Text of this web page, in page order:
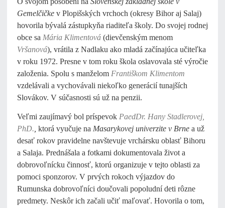
Gemelčičke v Plopišských vrchoch (okresy Bihor aj Salaj)
hovorila bývalá zástupkyňa riaditeľa školy. Do svojej rodnej
obce sa Mária Klimentová (dievčenským menom
Vršanová), vrátila z Nadlaku ako mladá začínajúca učiteľka
v roku 1972. Presne v tom roku škola oslavovala sté výročie
založenia. Spolu s manželom Františkom Klimentom
vzdelávali a vychovávali niekoľko generácií tunajších
Slovákov. V súčasnosti sú už na penzii.
Veľmi zaujímavý bol príspevok PaedDr. Hany Stadlerovej,
PhD. ktorá vyučuje na Masarykovej univerzite v Brne a už
desať rokov pravidelne navštevuje vrchársku oblasť Bihoru
a Salaja. Prednášala a fotkami dokumentovala život a
dobrovoľnícku činnosť, ktorú organizuje v tejto oblasti za
pomoci sponzorov. V prvých rokoch výjazdov do
Rumunska dobrovoľníci doučovali popoludní deti rôzne
predmety. Neskôr ich začali učiť maľovať. Hovorila o tom,